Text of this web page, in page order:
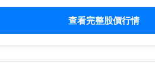
查看完整股價行情